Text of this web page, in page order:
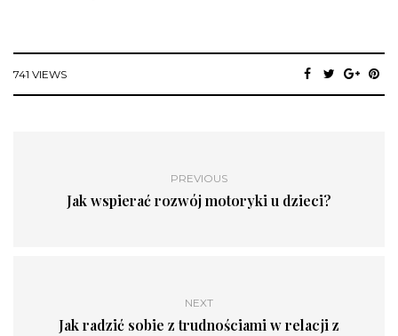
741 VIEWS
PREVIOUS
Jak wspierać rozwój motoryki u dzieci?
NEXT
Jak radzić sobie z trudnościami w relacji z